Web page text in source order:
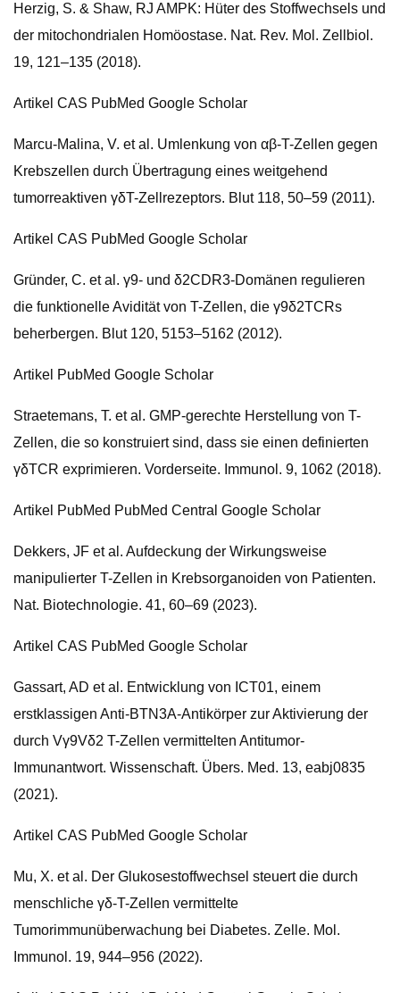
Herzig, S. & Shaw, RJ AMPK: Hüter des Stoffwechsels und
der mitochondrialen Homöostase. Nat. Rev. Mol. Zellbiol.
19, 121–135 (2018).
Artikel CAS PubMed Google Scholar
Marcu-Malina, V. et al. Umlenkung von αβ-T-Zellen gegen
Krebszellen durch Übertragung eines weitgehend
tumorreaktiven γδT-Zellrezeptors. Blut 118, 50–59 (2011).
Artikel CAS PubMed Google Scholar
Gründer, C. et al. γ9- und δ2CDR3-Domänen regulieren
die funktionelle Avidität von T-Zellen, die γ9δ2TCRs
beherbergen. Blut 120, 5153–5162 (2012).
Artikel PubMed Google Scholar
Straetemans, T. et al. GMP-gerechte Herstellung von T-
Zellen, die so konstruiert sind, dass sie einen definierten
γδTCR exprimieren. Vorderseite. Immunol. 9, 1062 (2018).
Artikel PubMed PubMed Central Google Scholar
Dekkers, JF et al. Aufdeckung der Wirkungsweise
manipulierter T-Zellen in Krebsorganoiden von Patienten.
Nat. Biotechnologie. 41, 60–69 (2023).
Artikel CAS PubMed Google Scholar
Gassart, AD et al. Entwicklung von ICT01, einem
erstklassigen Anti-BTN3A-Antikörper zur Aktivierung der
durch Vγ9Vδ2 T-Zellen vermittelten Antitumor-
Immunantwort. Wissenschaft. Übers. Med. 13, eabj0835
(2021).
Artikel CAS PubMed Google Scholar
Mu, X. et al. Der Glukosestoffwechsel steuert die durch
menschliche γδ-T-Zellen vermittelte
Tumorimmunüberwachung bei Diabetes. Zelle. Mol.
Immunol. 19, 944–956 (2022).